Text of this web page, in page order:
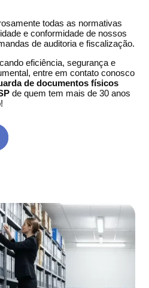
todas as normativas
e conformidade de nossos
de auditoria e fiscalização.
eficiência, segurança e
entre em contato conosco
de documentos físicos
de quem tem mais de 30 anos